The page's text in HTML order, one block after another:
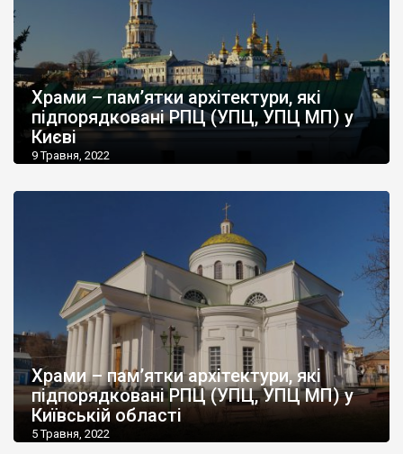
Храми – пам’ятки архітектури, які
підпорядковані РПЦ (УПЦ, УПЦ МП) у
Києві
9 Травня, 2022
Храми – пам’ятки архітектури, які
підпорядковані РПЦ (УПЦ, УПЦ МП) у
Київській області
5 Травня, 2022